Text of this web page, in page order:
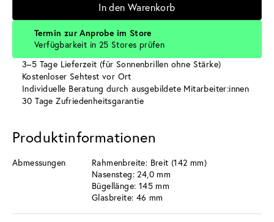
In den Warenkorb
Termin zur Anprobe im Store
Verfügbarkeit in 25 Stores prüfen
3–5 Tage Lieferzeit (für Sonnenbrillen ohne Stärke)
Kostenloser Sehtest vor Ort
Individuelle Beratung durch ausgebildete Mitarbeiter:innen
30 Tage Zufriedenheitsgarantie
Produktinformationen
Abmessungen
Rahmenbreite: Breit (142 mm)
Nasensteg: 24,0 mm
Bügellänge: 145 mm
Glasbreite: 46 mm